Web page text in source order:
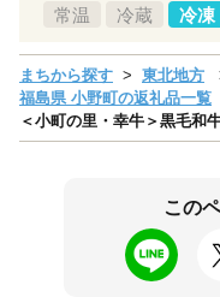
常温 冷蔵 冷凍
まちから探す 東北地方
福島県 小野町の返礼品一覧
＜小町の里・幸牛＞黒毛和
この